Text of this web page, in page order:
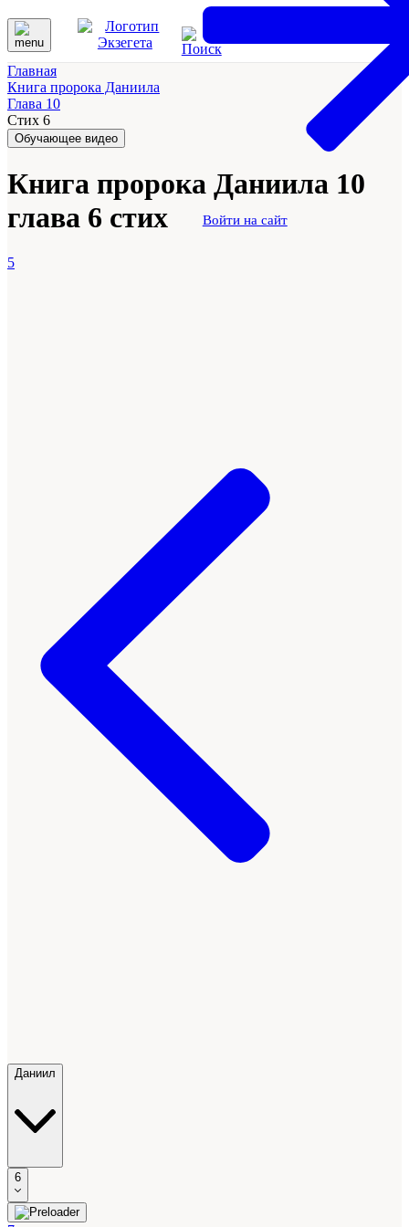
Войти на сайт
Главная
Книга пророка Даниила
Глава 10
Стих 6
Обучающее видео
Книга пророка Даниила 10
глава 6 стих
5
Даниил
6